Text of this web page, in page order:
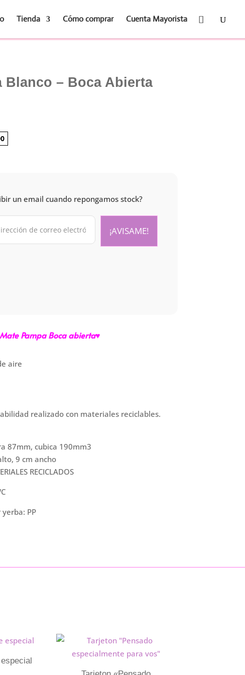
Tienda Cómo comprar Cuenta Mayorista
Blanco – Boca Abierta
un email cuando repongamos stock?
Mate Pampa Boca abierta♥
aire
realizado con materiales reciclables.
87mm, cubica 190mm3
9 cm ancho
RECICLADOS
PP